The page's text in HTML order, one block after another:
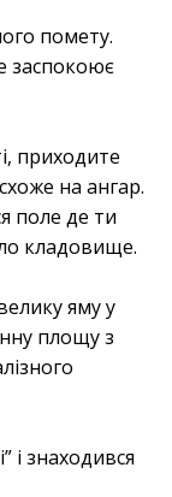
помету.
заспокоює
приходите
на ангар.
поле де ти
кладовище.
яму у
площу з
і знаходився